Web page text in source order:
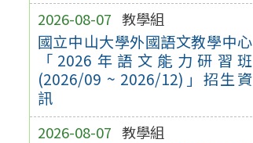
2026-08-07 教學組
國立中山大學外國語文教學中心
「2026年語文能力研習班
(2026/09 ~ 2026/12)」招生資
訊
2026-08-07 教學組